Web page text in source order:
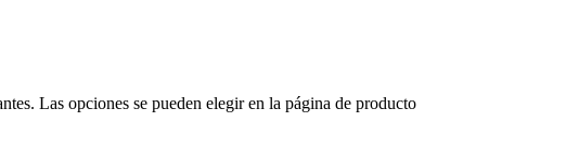
Las opciones se pueden elegir en la página de producto